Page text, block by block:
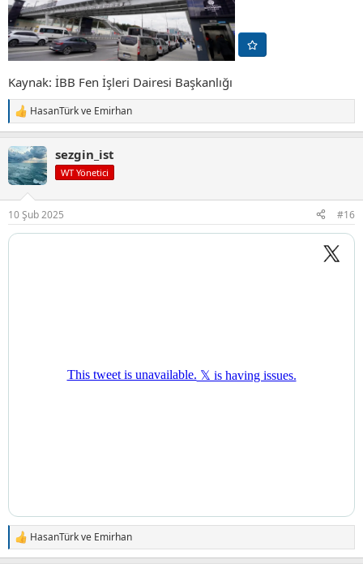
Kaynak: İBB Fen İşleri Dairesi Başkanlığı
T
e
k
i
l
:
HasanTürkve Emirhan
sezgin_ist
WT Yönetici
10 Şub 2025 #16
T
e
HasanTürkve Emirhan